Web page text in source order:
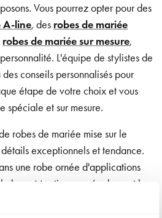
Vous pourrez opter pour des
A-line, des robes de mariée
robes de mariée sur mesure,
L'équipe de stylistes de
conseils personnalisés pour
étape de votre choix et vous
spéciale et sur mesure.
robes de mariée mise sur le
exceptionnels et tendance.
une robe ornée d'applications
luxe. Mentionnons également les
qui offrent à la mariée une grande